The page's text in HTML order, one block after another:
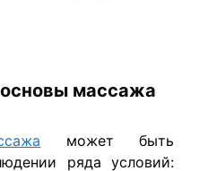
основы массажа
может быть
ряда условий: